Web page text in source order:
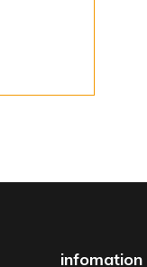
infomation